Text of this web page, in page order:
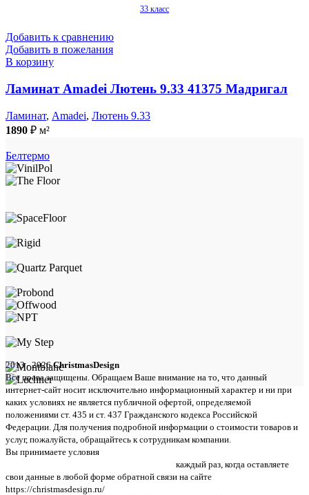
33 класс
Добавить к сравнению
Добавить в пожелания
В корзину
Ламинат Amadei Лютень 9.33 41375 Мадригал
Ламинат, Amadei, Лютень 9.33
1890 ₽ м²
Белтермо
2013 - 2026ChristmasDesign
Все права защищены. Обращаем Ваше внимание на то, что данный
интернет-сайт носит исключительно информационный характер и ни при
каких условиях не является публичной офертой, определяемой
положениями ст. 435 и ст. 437 Гражданского кодекса Российской
Федерации. Для получения подробной информации о стоимости товаров и
услуг, пожалуйста, обращайтесь к сотрудникам компании.
Вы принимаете условия
каждый раз, когда оставляете
свои данные в любой форме обратной связи на сайте
https://christmasdesign.ru/